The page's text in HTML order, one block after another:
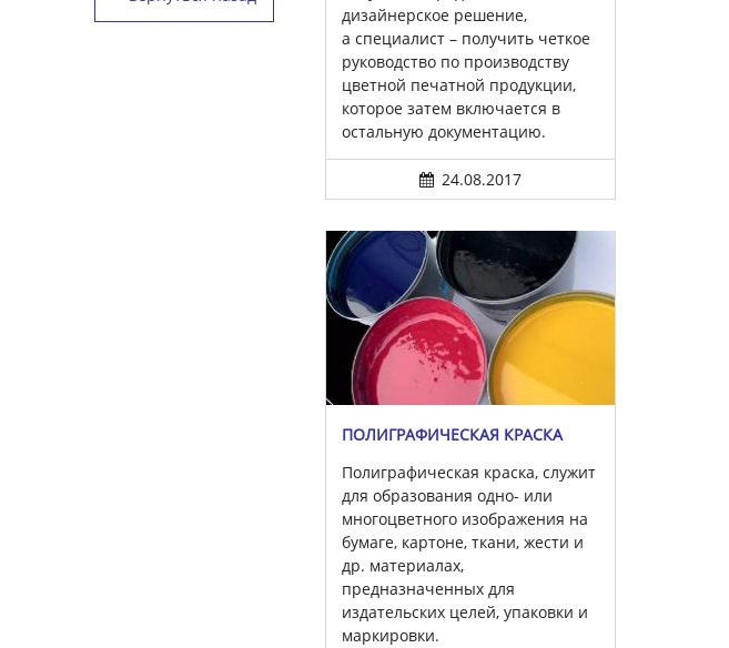
дизайнерское решение,
а специалист – получить четкое
руководство по производству
цветной печатной продукции,
которое затем включается в
остальную документацию.
24.08.2017
ПОЛИГРАФИЧЕСКАЯ КРАСКА
Полиграфическая краска, служит
для образования одно- или
многоцветного изображения на
бумаге, картоне, ткани, жести и
др. материалах,
предназначенных для
издательских целей, упаковки и
маркировки.